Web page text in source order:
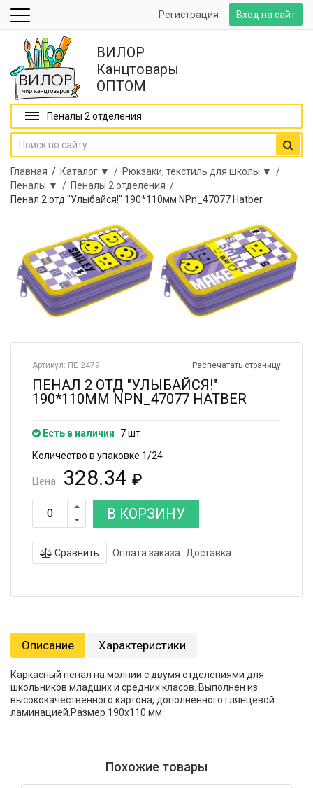
Вход на сайт
Регистрация
ВИЛОР
Канцтовары
ОПТОМ
Пеналы 2 отделения
Главная / Каталог ▼ / Рюкзаки, текстиль для школы ▼ /
Пеналы ▼ / Пеналы 2 отделения /
Пенал 2 отд "Улыбайся!" 190*110мм NPn_47077 Hatber
Распечатать страницу
Артикул: ПЕ 2479
ПЕНАЛ 2 ОТД "УЛЫБАЙСЯ!"
190*110ММ NPN_47077 HATBER
Есть в наличии
7 шт
Количество в упаковке 1/24
Цена: 328.34 ₽
В КОРЗИНУ
Сравнить Оплата заказа Доставка
Описание Характеристики
Каркасный пенал на молнии с двумя отделениями для
школьников младших и средних класов. Выполнен из
высококачественного картона, дополненного глянцевой
ламинацией.Размер 190х110 мм.
Похожие товары